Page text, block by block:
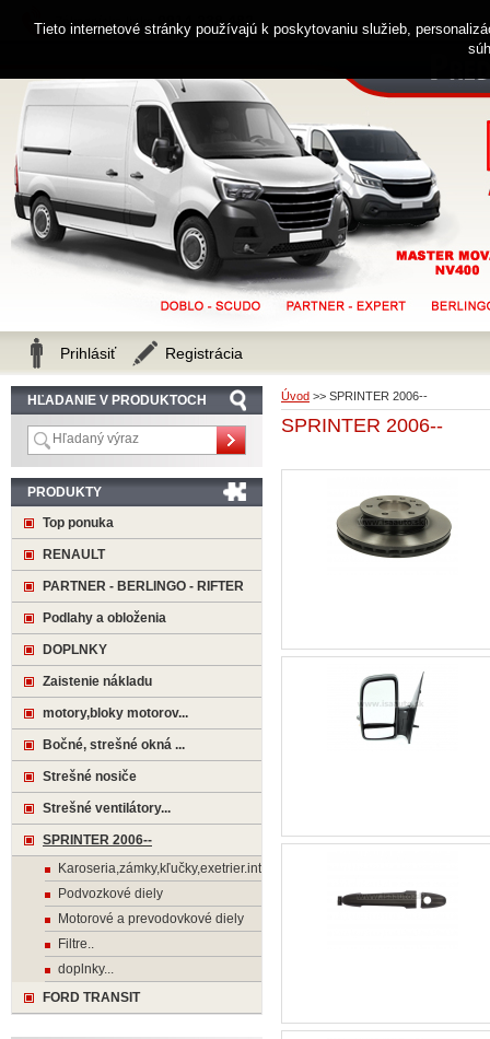
Úvod >> SPRINTER 2006--
SPRINTER 2006--
HĽADANIE V PRODUKTOCH
PRODUKTY
Top ponuka
RENAULT
PARTNER - BERLINGO - RIFTER
Podlahy a obloženia
DOPLNKY
Zaistenie nákladu
motory,bloky motorov...
Bočné, strešné okná ...
Strešné nosiče
Strešné ventilátory...
SPRINTER 2006--
Karoseria,zámky,kľučky,exetrier.interier
Podvozkové diely
Motorové a prevodovkové diely
Filtre..
doplnky...
FORD TRANSIT
Zákaznícka linka 0914 238 482
Prihlásiť Registrácia
Tieto internetové stránky používajú k poskytovaniu služieb,